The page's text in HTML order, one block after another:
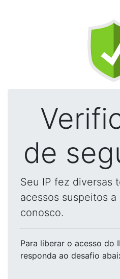
de
Seu IP fez diversas
acessos suspeitos
conosco.
Para liberar o acesso do
responda ao desafio